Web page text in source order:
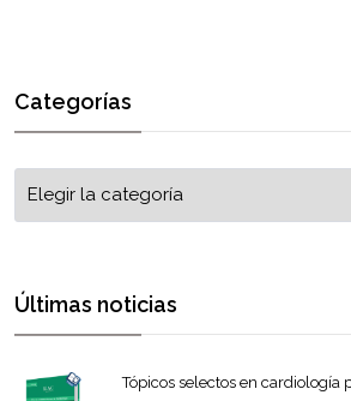
Categorías
Últimas noticias
Tópicos selectos en cardiología